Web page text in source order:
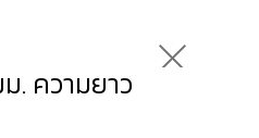
. ความยาว